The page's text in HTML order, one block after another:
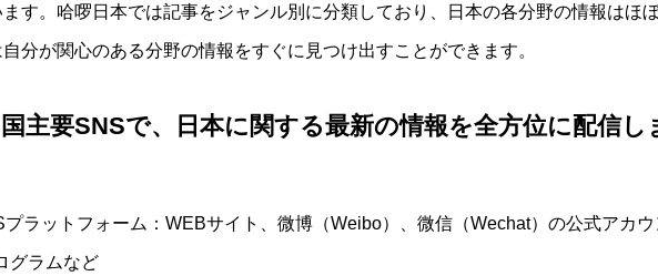
ます。哈啰日本では記事をジャンル別に分類しており、日本の各分野の情報はほ
分が関心のある分野の情報をすぐに見つけ出すことができます。
国主要SNSで、日本に関する最新の情報を全方位に配信し
ラットフォーム：WEBサイト、微博（Weibo）、微信（Wechat）の公式アカウ
グラムなど